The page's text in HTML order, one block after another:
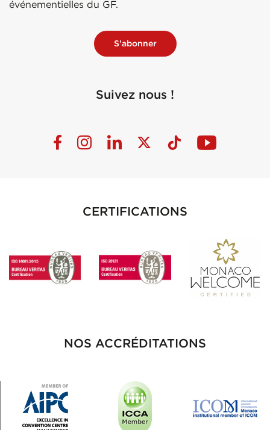
événementielles du GF.
S'abonner
Suivez nous !
CERTIFICATIONS
NOS ACCRÉDITATIONS